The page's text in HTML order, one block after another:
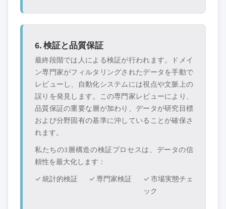
6. 検証と品質保証
最終段階では人による検証が行われます。ドメイ
ン専門家がフィルタリングされたデータを手動で
レビューし、自動化システムには視点や文脈上の
誤りを発見します。この専門家レビューにより、
品質保証の重要な層が加わり、データが研究目標
および分野固有の基準に沖していることが確保さ
れます。
私たちの3層構造の検証プロセスは、データの信
頼性を最大化します：
✓ 統計的検証
✓ 専門家検証
✓ 市場実態チェ
ック